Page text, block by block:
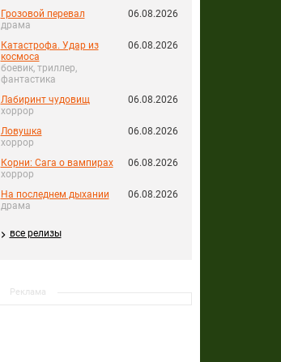
Грозовой перевал
драма
06.08.2026
Катастрофа. Удар из
космоса
боевик, триллер,
фантастика
06.08.2026
Лабиринт чудовищ
хоррор
06.08.2026
Ловушка
хоррор
06.08.2026
Корни: Сага о вампирах
хоррор
06.08.2026
На последнем дыхании
драма
06.08.2026
все релизы
Реклама